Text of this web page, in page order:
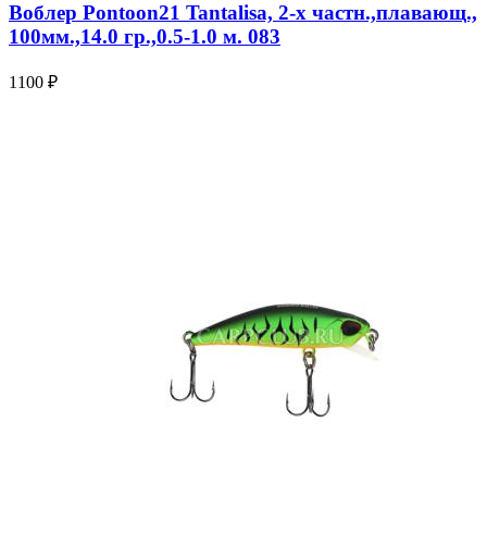
Воблер Pontoon21 Tantalisa, 2-x частн.,плавающ.,
100мм.,14.0 гр.,0.5-1.0 м. 083
1100 ₽